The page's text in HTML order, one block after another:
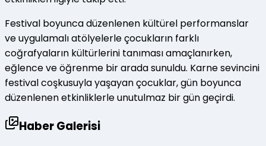
Festival boyunca düzenlenen kültürel performanslar
ve uygulamalı atölyelerle çocukların farklı
coğrafyaların kültürlerini tanıması amaçlanırken,
eğlence ve öğrenme bir arada sunuldu. Karne sevincini
festival coşkusuyla yaşayan çocuklar, gün boyunca
düzenlenen etkinliklerle unutulmaz bir gün geçirdi.
Haber Galerisi